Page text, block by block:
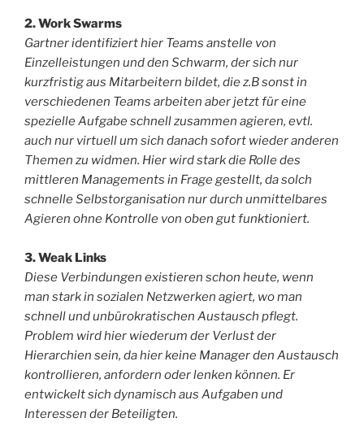
2. Work Swarms
Gartner identifiziert hier Teams anstelle von
Einzelleistungen und den Schwarm, der sich nur
kurzfristig aus Mitarbeitern bildet, die z.B sonst in
verschiedenen Teams arbeiten aber jetzt für eine
spezielle Aufgabe schnell zusammen agieren, evtl.
auch nur virtuell um sich danach sofort wieder anderen
Themen zu widmen. Hier wird stark die Rolle des
mittleren Managements in Frage gestellt, da solch
schnelle Selbstorganisation nur durch unmittelbares
Agieren ohne Kontrolle von oben gut funktioniert.
3. Weak Links
Diese Verbindungen existieren schon heute, wenn
man stark in sozialen Netzwerken agiert, wo man
schnell und unbürokratischen Austausch pflegt.
Problem wird hier wiederum der Verlust der
Hierarchien sein, da hier keine Manager den Austausch
kontrollieren, anfordern oder lenken können. Er
entwickelt sich dynamisch aus Aufgaben und
Interessen der Beteiligten.